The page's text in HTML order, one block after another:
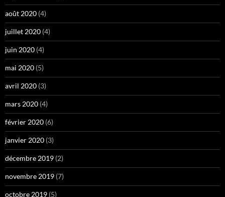
août 2020 (4)
juillet 2020 (4)
juin 2020 (4)
mai 2020 (5)
avril 2020 (3)
mars 2020 (4)
février 2020 (6)
janvier 2020 (3)
décembre 2019 (2)
novembre 2019 (7)
octobre 2019 (5)